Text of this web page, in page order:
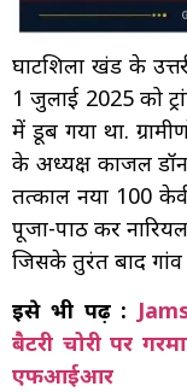
घाटशिला प्रखंड के
1 जुलाई 2025 को
में डूब गया था.
के अध्यक्ष काजल
तत्काल नया 100
पूजा-पाठ कर नारियल
जिसके तुरंत बाद गांव
इसे भी पढ़ें :
बैटरी चोरी पर
एफआईआर